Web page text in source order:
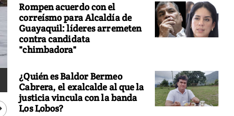
Rompen acuerdo con el
correísmo para Alcaldía de
Guayaquil: líderes arremeten
contra candidata
"chimbadora"
¿Quién es Baldor Bermeo
Cabrera, el exalcalde al que la
justicia vincula con la banda
Los Lobos?